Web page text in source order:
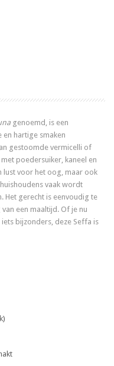
genoemd, is een
hartige smaken
gestoomde vermicelli of
poedersuiker, kaneel en
lust voor het oog, maar ook
vaak wordt
Het gerecht is eenvoudig te
een maaltijd. Of je nu
bijzonders, deze Seffa is